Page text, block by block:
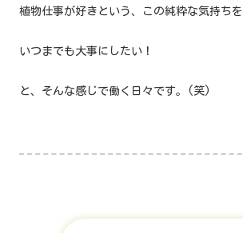
植物仕事が好きという、この純粋な気持ちを
いつまでも大事にしたい！
と、そんな感じで働く日々です。(笑)